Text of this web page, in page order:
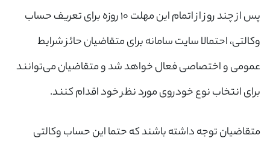
پس از چند روز از اتمام این مهلت ۱۰ روزه برای تعریف حساب
وکالتی، احتمالا سایت سامانه برای متقاضیان حائز شرایط
عمومی و اختصاصی فعال خواهد شد و متقاضیان می‌توانند
برای انتخاب نوع خودروی مورد نظر خود اقدام کنند.
متقاضیان توجه داشته باشند که حتما این حساب وکالتی